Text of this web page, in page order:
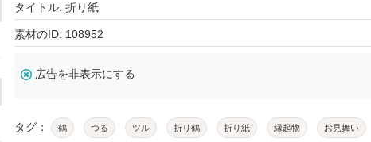
タイトル: 折り紙
素材のID: 108952
広告を非表示にする
タグ： 鶴 つる ツル 折り鶴 折り紙 縁起物 お見舞い